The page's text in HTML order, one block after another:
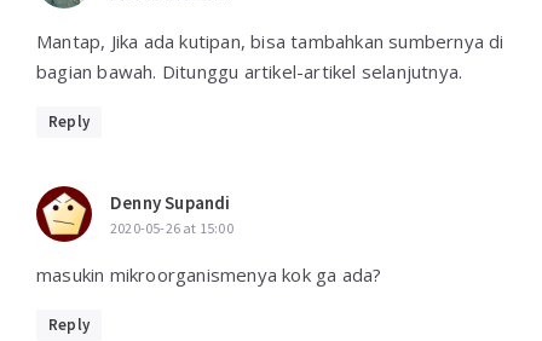
Mantap, Jika ada kutipan, bisa tambahkan sumbernya di
bagian bawah. Ditunggu artikel-artikel selanjutnya.
Reply
Denny Supandi
2020-05-26 at 15:00
masukin mikroorganismenya kok ga ada?
Reply